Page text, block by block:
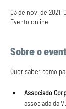
03 de nov. de 2021,
Evento online
Sobre o
Associado
associada da